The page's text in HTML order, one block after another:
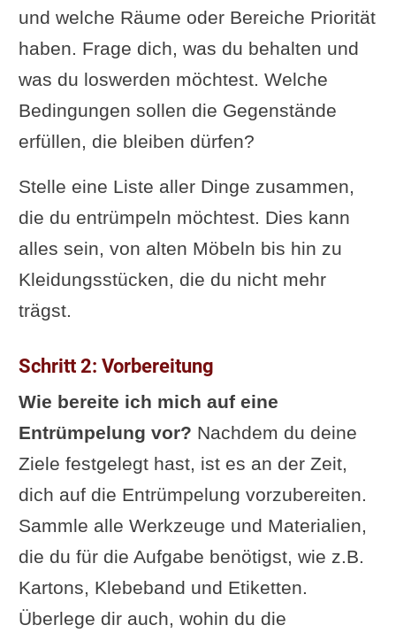
und welche Räume oder Bereiche Priorität
haben. Frage dich, was du behalten und
was du loswerden möchtest. Welche
Bedingungen sollen die Gegenstände
erfüllen, die bleiben dürfen?
Stelle eine Liste aller Dinge zusammen,
die du entrümpeln möchtest. Dies kann
alles sein, von alten Möbeln bis hin zu
Kleidungsstücken, die du nicht mehr
trägst.
Schritt 2: Vorbereitung
Wie bereite ich mich auf eine
Entrümpelung vor? Nachdem du deine
Ziele festgelegt hast, ist es an der Zeit,
dich auf die Entrümpelung vorzubereiten.
Sammle alle Werkzeuge und Materialien,
die du für die Aufgabe benötigst, wie z.B.
Kartons, Klebeband und Etiketten.
Überlege dir auch, wohin du die